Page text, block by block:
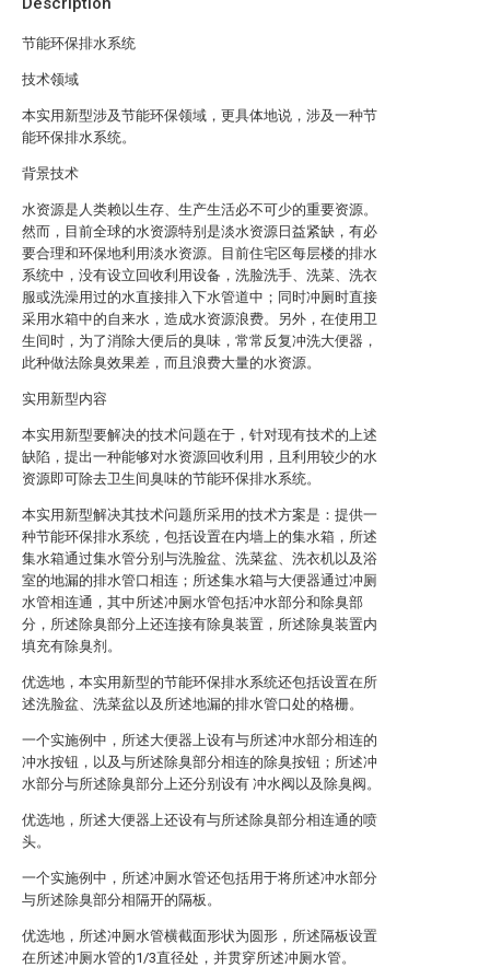
节能环保排水系统
技术领域
本实用新型涉及节能环保领域，更具体地说，涉及一种节
能环保排水系统。
背景技术
水资源是人类赖以生存、生产生活必不可少的重要资源。
然而，目前全球的水资源特别是淡水资源日益紧缺，有必
要合理和环保地利用淡水资源。目前住宅区每层楼的排水
系统中，没有设立回收利用设备，洗脸洗手、洗菜、洗衣
服或洗澡用过的水直接排入下水管道中；同时冲厕时直接
采用水箱中的自来水，造成水资源浪费。另外，在使用卫
生间时，为了消除大便后的臭味，常常反复冲洗大便器，
此种做法除臭效果差，而且浪费大量的水资源。
实用新型内容
本实用新型要解决的技术问题在于，针对现有技术的上述
缺陷，提出一种能够对水资源回收利用，且利用较少的水
资源即可除去卫生间臭味的节能环保排水系统。
本实用新型解决其技术问题所采用的技术方案是：提供一
种节能环保排水系统，包括设置在内墙上的集水箱，所述
集水箱通过集水管分别与洗脸盆、洗菜盆、洗衣机以及浴
室的地漏的排水管口相连；所述集水箱与大便器通过冲厕
水管相连通，其中所述冲厕水管包括冲水部分和除臭部
分，所述除臭部分上还连接有除臭装置，所述除臭装置内
填充有除臭剂。
优选地，本实用新型的节能环保排水系统还包括设置在所
述洗脸盆、洗菜盆以及所述地漏的排水管口处的格栅。
一个实施例中，所述大便器上设有与所述冲水部分相连的
冲水按钮，以及与所述除臭部分相连的除臭按钮；所述冲
水部分与所述除臭部分上还分别设有 冲水阀以及除臭阀。
优选地，所述大便器上还设有与所述除臭部分相连通的喷
头。
一个实施例中，所述冲厕水管还包括用于将所述冲水部分
与所述除臭部分相隔开的隔板。
优选地，所述冲厕水管横截面形状为圆形，所述隔板设置
在所述冲厕水管的1/3直径处，并贯穿所述冲厕水管。